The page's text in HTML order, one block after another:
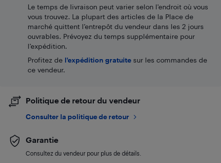
Le temps de livraison peut varier selon l'endroit où vous
vous trouvez. La plupart des articles de la Place de
marché quittent l’entrepôt du vendeur dans les 2 jours
ouvrables. Prévoyez du temps supplémentaire pour
l’expédition.
Profitez de l'expédition gratuite sur les commandes de
ce vendeur.
Politique de retour du vendeur
Consulter la politique de retour
Garantie
Consultez du vendeur pour plus de détails.